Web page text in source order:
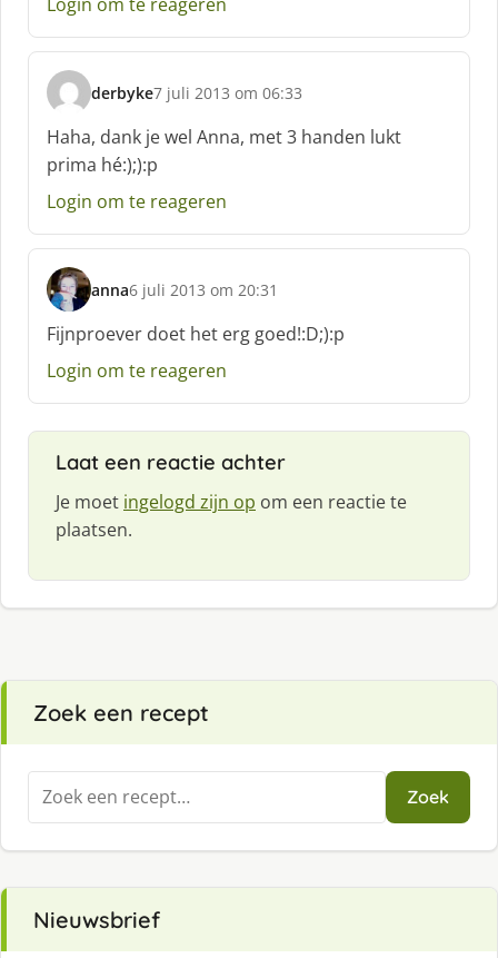
r
e
f
:
derbyke
s
c
h
r
e
f
7 juli 2013 om 06:33
Haha, dank je wel Anna, met 3 handen lukt
prima hé:);):p
Login om te reageren
anna
s
c
h
r
6 juli 2013 om 20:31
Fijnproever doet het erg goed!:D;):p
Login om te reageren
Laat een reactie achter
Je moet ingelogd zijn op om een reactie te
plaatsen.
Zoek een recept
Zoeken
naar:
Zoek
Nieuwsbrief